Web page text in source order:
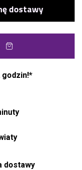
godzin!*
dostawy